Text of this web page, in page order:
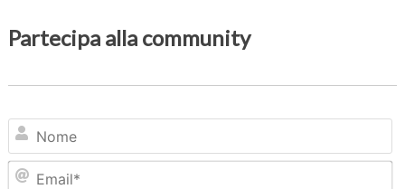
Partecipa alla community